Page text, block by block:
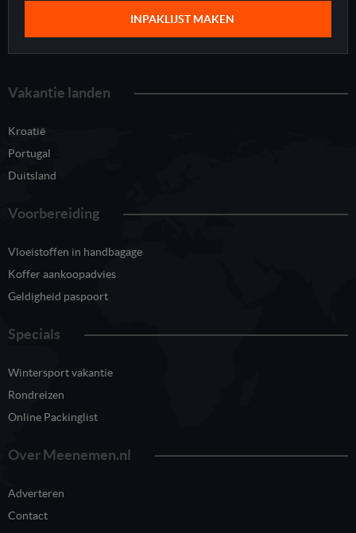
INPAKLIJST MAKEN
Vakantie landen
Kroatië
Portugal
Duitsland
Voorbereiding
Vloeistoffen in handbagage
Koffer aankoopadvies
Geldigheid paspoort
Specials
Wintersport vakantie
Rondreizen
Online Packinglist
Over Meenemen.nl
Adverteren
Contact